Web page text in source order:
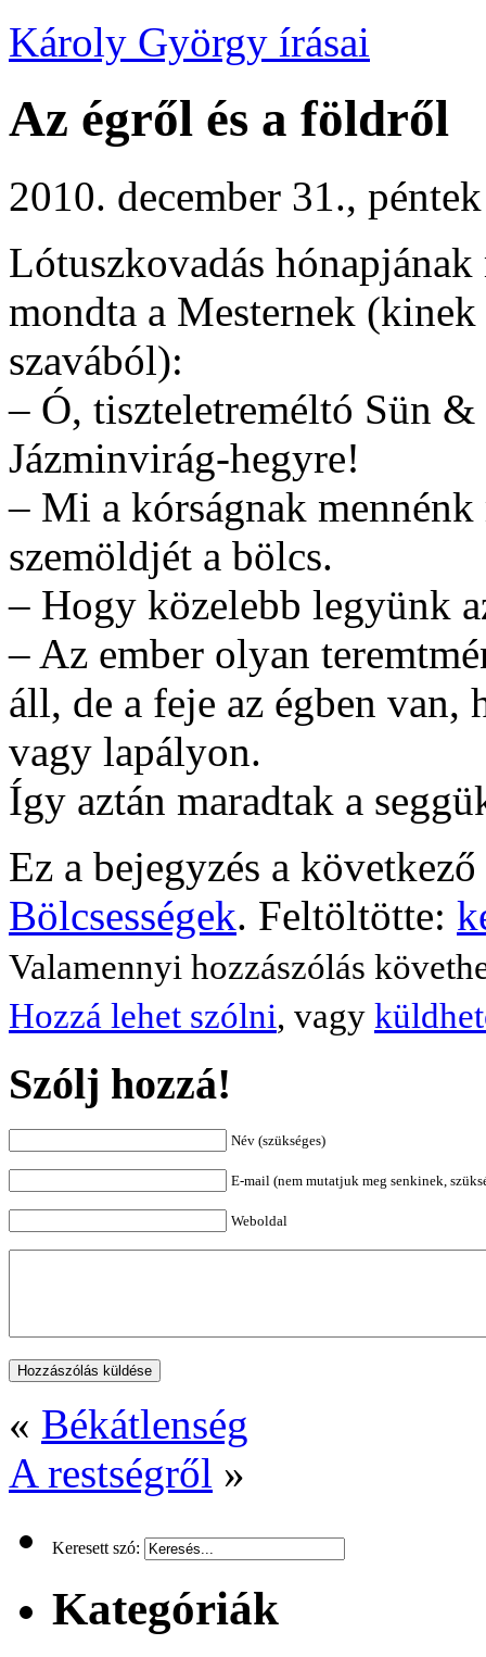
Károly György írásai
Az égről és a földről
2010. december 31., péntek
Lótuszkovadás
mondta a Mesternek
szavából):
– Ó, tiszteletreméltó Sün
Jázminvirág-hegyre!
– Mi a kórságnak
szemöldjét a bölcs.
– Hogy közelebb legyünk
– Az ember olyan
áll, de a feje az égben van,
vagy lapályon.
Így aztán maradtak a
Ez a bejegyzés a
Bölcsességek. Feltöltötte:
Valamennyi hozzászólás
Hozzá lehet szólni, vagy
Szólj hozzá!
Név (szükséges)
E-mail (nem mutatjuk meg senkinek,
Weboldal
« Békátlenség
A restségről »
Keresett szó:
Kategóriák